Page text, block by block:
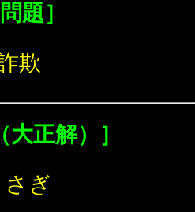
問題］
欺
大正解）］
さぎ